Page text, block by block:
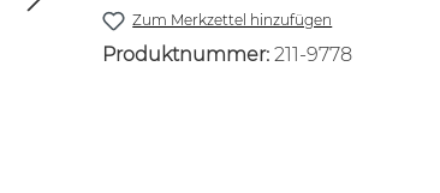
Zum Merkzettel hinzufügen
Produktnummer: 211-9778